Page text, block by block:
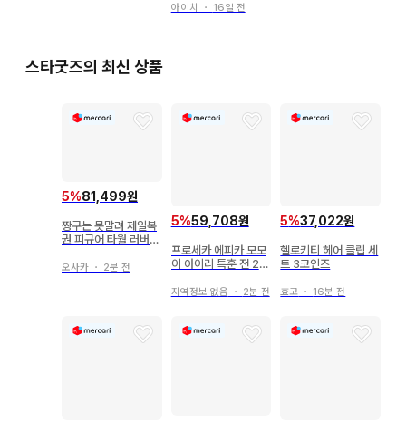
아이치 ・ 16일 전
스타굿즈의 최신 상품
5%81,499원
짱구는 못말려 제일복
권 피규어 타월 러버참
오사카 ・ 2분 전
5%59,708원
프로세카 에피카 모모
이 아이리 특훈 전 20
지역정보 없음 ・ 2분 전
5%37,022원
헬로키티 헤어 클립 세
트 3코인즈
효고 ・ 16분 전